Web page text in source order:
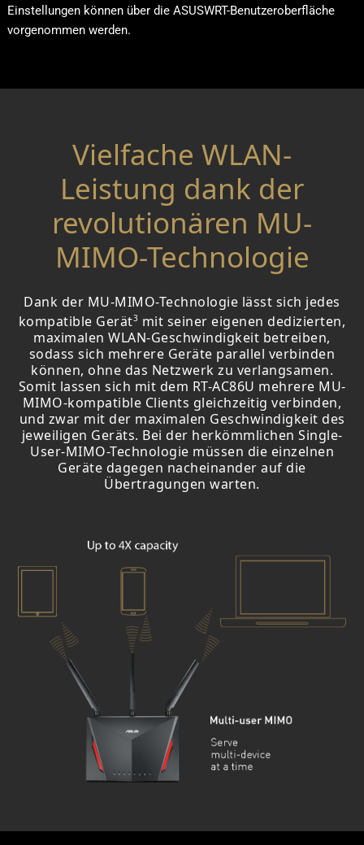
Einstellungen können über die ASUSWRT-Benutzeroberfläche
vorgenommen werden.
Vielfache WLAN-
Leistung dank der
revolutionären MU-
MIMO-Technologie
Dank der MU-MIMO-Technologie lässt sich jedes
kompatible Gerät3 mit seiner eigenen dedizierten,
maximalen WLAN-Geschwindigkeit betreiben,
sodass sich mehrere Geräte parallel verbinden
können, ohne das Netzwerk zu verlangsamen.
Somit lassen sich mit dem RT-AC86U mehrere MU-
MIMO-kompatible Clients gleichzeitig verbinden,
und zwar mit der maximalen Geschwindigkeit des
jeweiligen Geräts. Bei der herkömmlichen Single-
User-MIMO-Technologie müssen die einzelnen
Geräte dagegen nacheinander auf die
Übertragungen warten.